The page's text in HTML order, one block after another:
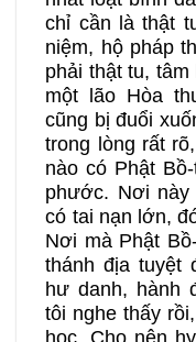
chỉ cần là thật
niệm, hộ pháp
phải thật tu,
một lão Hòa
cũng bị đuổi
trong lòng rất
nào có Phật
phước. Nơi này
có tai nạn lớn,
Nơi mà Phật
thánh địa tuyệt
hư danh, hành
tôi nghe thấy